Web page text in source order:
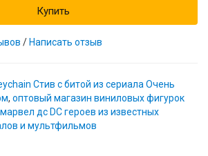
Купить
/ Написать отзыв
Стив с битой из сериала Очень
, оптовый магазин виниловых фигурок
дс DC героев из известных
и мультфильмов